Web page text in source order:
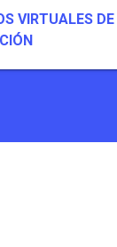
VIRTUALES DE